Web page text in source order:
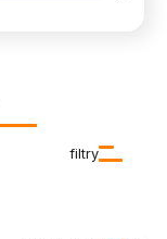
filtry